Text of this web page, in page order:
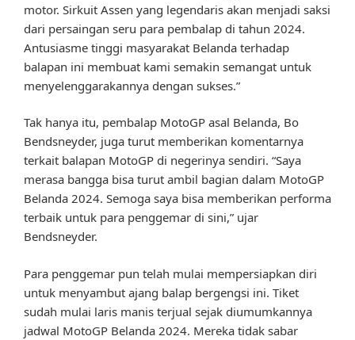
motor. Sirkuit Assen yang legendaris akan menjadi saksi
dari persaingan seru para pembalap di tahun 2024.
Antusiasme tinggi masyarakat Belanda terhadap
balapan ini membuat kami semakin semangat untuk
menyelenggarakannya dengan sukses.”
Tak hanya itu, pembalap MotoGP asal Belanda, Bo
Bendsneyder, juga turut memberikan komentarnya
terkait balapan MotoGP di negerinya sendiri. “Saya
merasa bangga bisa turut ambil bagian dalam MotoGP
Belanda 2024. Semoga saya bisa memberikan performa
terbaik untuk para penggemar di sini,” ujar
Bendsneyder.
Para penggemar pun telah mulai mempersiapkan diri
untuk menyambut ajang balap bergengsi ini. Tiket
sudah mulai laris manis terjual sejak diumumkannya
jadwal MotoGP Belanda 2024. Mereka tidak sabar